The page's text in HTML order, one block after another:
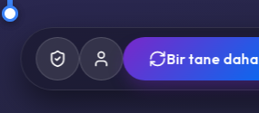
Bir tane daha